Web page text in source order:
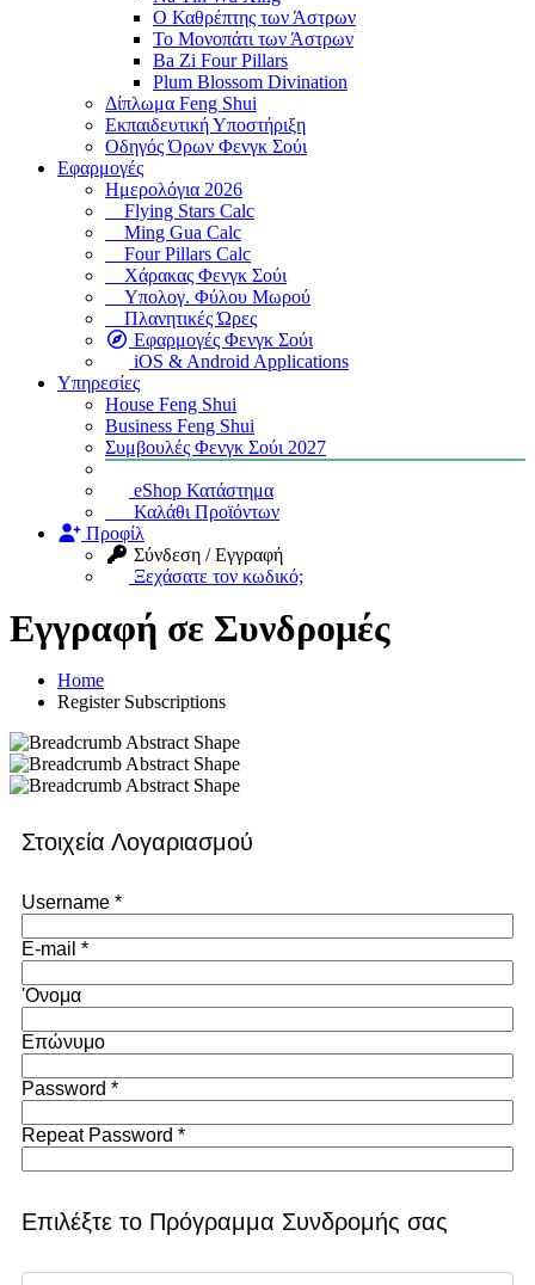
Ο Καθρέπτης των Άστρων
Το Μονοπάτι των Άστρων
Ba Zi Four Pillars
Plum Blossom Divination
Δίπλωμα Feng Shui
Εκπαιδευτική Υποστήριξη
Οδηγός Όρων Φενγκ Σούι
Εφαρμογές
Ημερολόγια 2026
Flying Stars Calc
Ming Gua Calc
Four Pillars Calc
Χάρακας Φενγκ Σούι
Υπολογ. Φύλου Μωρού
Πλανητικές Ώρες
Εφαρμογές Φενγκ Σούι
iOS & Android Applications
Υπηρεσίες
House Feng Shui
Business Feng Shui
Συμβουλές Φενγκ Σούι 2027
eShop Κατάστημα
Καλάθι Προϊόντων
Προφίλ
Σύνδεση / Εγγραφή
Ξεχάσατε τον κωδικό;
Εγγραφή σε Συνδρομές
Home
Register Subscriptions
Στοιχεία Λογαριασμού
Username *
E-mail *
'Ονομα
Επώνυμο
Password *
Repeat Password *
Επιλέξτε το Πρόγραμμα Συνδρομής σας